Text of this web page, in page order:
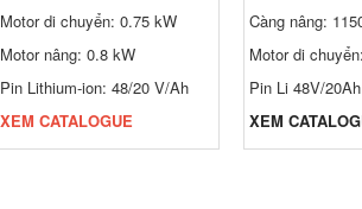
Motor di chuyển: 0.75 kW
Motor nâng: 0.8 kW
Pin Lithium-ion: 48/20 V/Ah
XEM CATALOGUE
Càng nâng:
Motor di
Pin Li 48V/20Ah
XEM